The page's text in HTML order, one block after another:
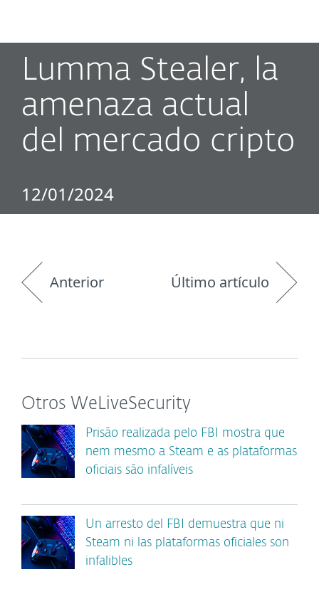
Lumma Stealer, la
amenaza actual
del mercado cripto
12/01/2024
Anterior Último artículo
Otros WeLiveSecurity
Prisão realizada pelo FBI mostra que
nem mesmo a Steam e as plataformas
oficiais são infalíveis
Un arresto del FBI demuestra que ni
Steam ni las plataformas oficiales son
infalibles